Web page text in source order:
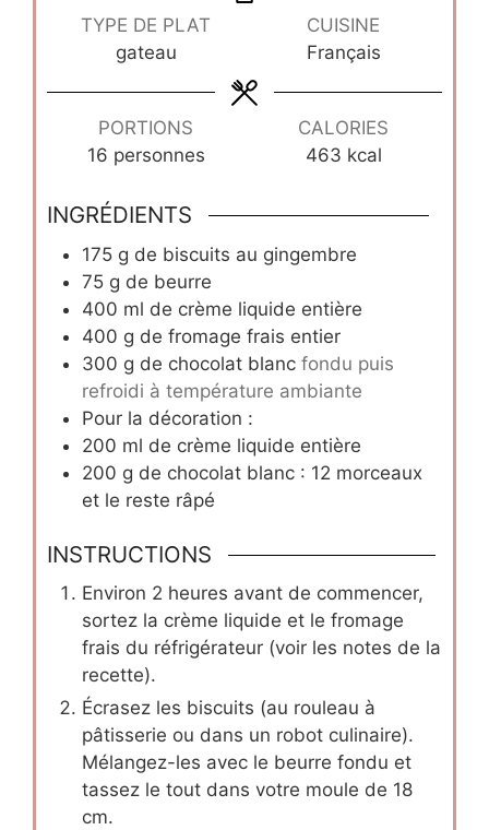
TYPE DE PLAT
gateau
CUISINE
Français
PORTIONS
16 personnes
CALORIES
463 kcal
INGRÉDIENTS
175 g de biscuits au gingembre
75 g de beurre
400 ml de crème liquide entière
400 g de fromage frais entier
300 g de chocolat blanc fondu puis
refroidi à température ambiante
Pour la décoration :
200 ml de crème liquide entière
200 g de chocolat blanc : 12 morceaux
et le reste râpé
INSTRUCTIONS
Environ 2 heures avant de commencer,
sortez la crème liquide et le fromage
frais du réfrigérateur (voir les notes de la
recette).
Écrasez les biscuits (au rouleau à
pâtisserie ou dans un robot culinaire).
Mélangez-les avec le beurre fondu et
tassez le tout dans votre moule de 18
cm.